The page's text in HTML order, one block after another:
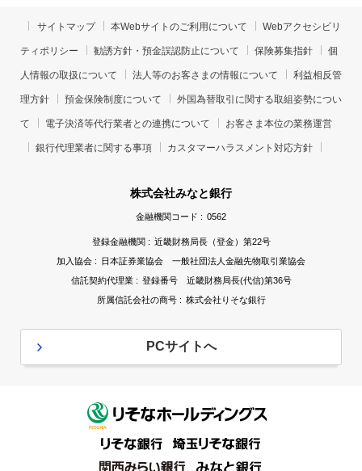
サイトマップ 本Webサイトのご利用について Webアクセシビリ
ティポリシー 勧誘方針・預金誤認防止について 保険募集指針 個
人情報の取扱について 法人等のお客さまの情報について 利益相反管
理方針 預金保険制度について 外国為替取引に関する取組姿勢につい
て 電子決済等代行業者との連携について お客さま本位の業務運営
銀行代理業者に関する事項 カスタマーハラスメント対応方針
株式会社みなと銀行
金融機関コード : 0562
登録金融機関 : 近畿財務局長（登金）第22号
加入協会 : 日本証券業協会 一般社団法人金融先物取引業協会
信託契約代理業 : 登録番号 近畿財務局長(代信)第36号
所属信託会社の商号 : 株式会社りそな銀行
PCサイトへ